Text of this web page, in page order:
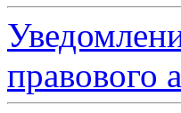
правового